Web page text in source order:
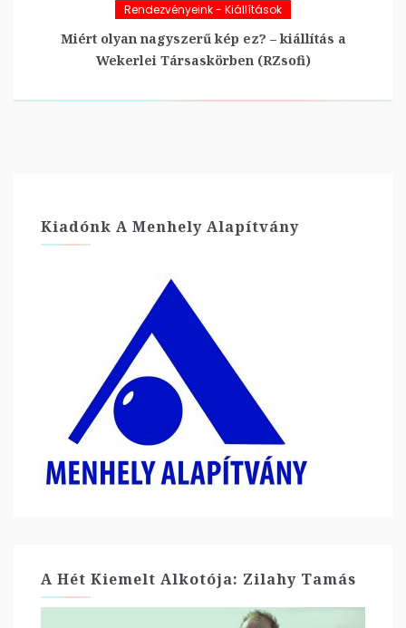
Rendezvényeink - Kiállítások
Miért olyan nagyszerű kép ez? – kiállítás a
Wekerlei Társaskörben (RZsofi)
Kiadónk A Menhely Alapítvány
A Hét Kiemelt Alkotója: Zilahy Tamás